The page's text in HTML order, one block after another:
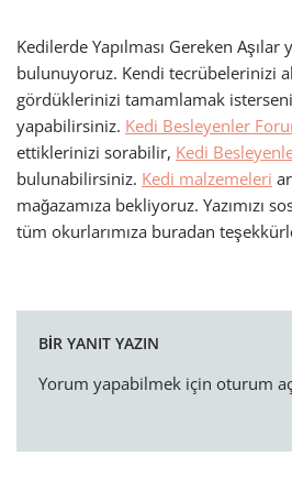
Kedilerde Yapılması Gereken Aşılar
bulunuyoruz. Kendi tecrübelerinizi
gördüklerinizi tamamlamak
yapabilirsiniz. Kedi Besleyenler
ettiklerinizi sorabilir, Kedi
bulunabilirsiniz. Kedi malzemeleri
mağazamıza bekliyoruz. Yazımızı
tüm okurlarımıza buradan
BIR YANIT YAZIN
Yorum yapabilmek için oturum